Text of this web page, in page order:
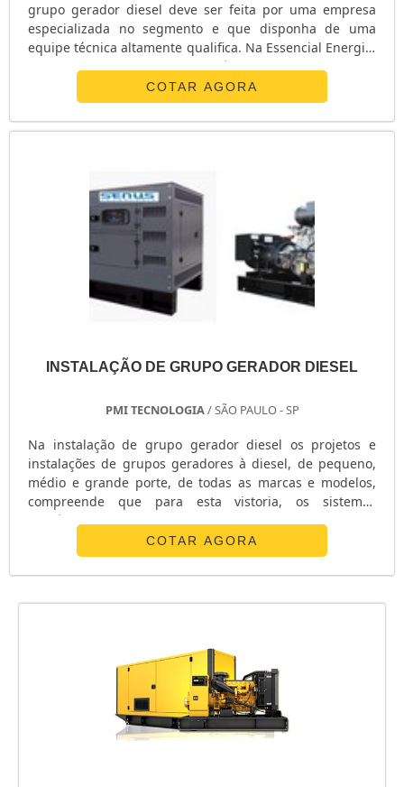
grupo gerador diesel deve ser feita por uma empresa
especializada no segmento e que disponha de uma
equipe técnica altamente qualifica. Na Essencial Energia,
esses são essenciais obrigatórios na execução dos
processos. Características deste tipo de instalação: -
Assistência técnica remota de qualquer local que
disponibilize sinal de internet Wifi ou sinal GSM
COTAR AGORA
INSTALAÇÃO DE GRUPO GERADOR DIESEL
PMI TECNOLOGIA/ SÃO PAULO - SP
Na instalação de grupo gerador diesel os projetos e
instalações de grupos geradores à diesel, de pequeno,
médio e grande porte, de todas as marcas e modelos,
compreende que para esta vistoria, os sistemas
eletrônicos de controle, supervisão, sensoriamento e
proteções e os sistemas elétricos de comando dos
QTAs(Quadros de Transferência Automática), excitação
dos alternadores, transdutores de tensão, corrente,
COTAR AGORA